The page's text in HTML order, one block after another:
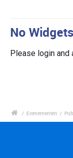
No
Please login and
/ Evenementen /